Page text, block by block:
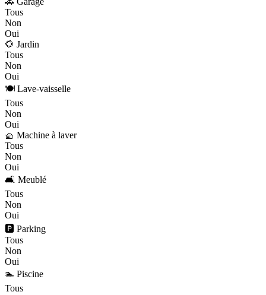
Tous
Non
Oui
🌻 Jardin
Tous
Non
Oui
🍽️ Lave-vaisselle
Tous
Non
Oui
🧺 Machine à laver
Tous
Non
Oui
🛋️ Meublé
Tous
Non
Oui
🅿️ Parking
Tous
Non
Oui
🏊 Piscine
Tous